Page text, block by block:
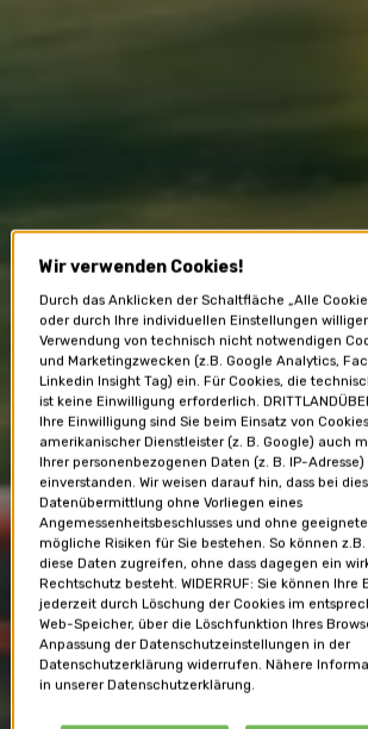
Wir verwenden Cookies!
Durch das Anklicken der Schaltfläche „Alle
oder durch Ihre individuellen Einstellungen
Verwendung von technisch nicht notwendigen
und Marketingzwecken (z.B. Google Analytics,
Linkedin Insight Tag) ein. Für Cookies, die
ist keine Einwilligung erforderlich.
Ihre Einwilligung sind Sie beim Einsatz von
amerikanischer Dienstleister (z. B. Google) auch
Ihrer personenbezogenen Daten (z. B. IP-Adresse)
einverstanden. Wir weisen darauf hin, dass bei
Datenübermittlung ohne Vorliegen eines
Angemessenheitsbeschlusses und ohne
mögliche Risiken für Sie bestehen. So können
diese Daten zugreifen, ohne dass dagegen ein
Rechtschutz besteht. WIDERRUF: Sie können Ihre
jederzeit durch Löschung der Cookies im
Web-Speicher, über die Löschfunktion Ihres
Anpassung der Datenschutzeinstellungen in der
Datenschutzerklärung widerrufen. Nähere
in unserer Datenschutzerklärung.